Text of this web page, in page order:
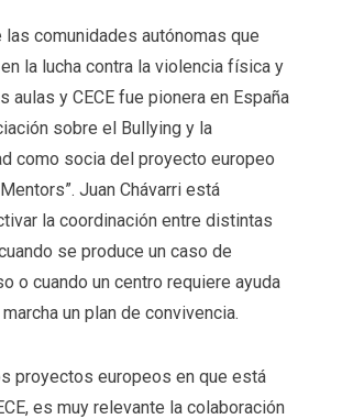
comunidades autónomas que
la lucha contra la violencia física y
aulas y CECE fue pionera en España
sobre el Bullying y la
como socia del proyecto europeo
Juan Chávarri está
la coordinación entre distintas
se produce un caso de
o cuando un centro requiere ayuda
un plan de convivencia.
proyectos europeos en que está
es muy relevante la colaboración